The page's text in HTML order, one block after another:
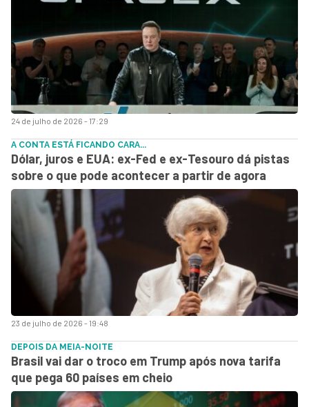
24 de julho de 2026 - 17:29
23 de julho de 2026 - 19:48
A CONTA ESTÁ FICANDO CARA...
Dólar, juros e EUA: ex-Fed e ex-Tesouro dá pistas
sobre o que pode acontecer a partir de agora
DEPOIS DA MEIA-NOITE
Brasil vai dar o troco em Trump após nova tarifa
que pega 60 países em cheio